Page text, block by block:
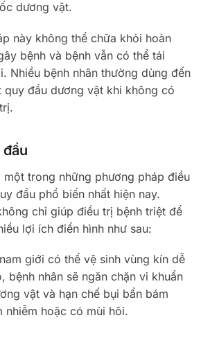
dương vật.
này không thể chữa khỏi hoàn
bệnh và bệnh vẫn có thể tái
Nhiều bệnh nhân thường dùng đến
quy đầu dương vật khi không có
một trong những phương pháp điều
đầu phổ biến nhất hiện nay.
chỉ giúp điều trị bệnh triệt để
lợi ích điển hình như sau:
giới có thể vệ sinh vùng kín dễ
bệnh nhân sẽ ngăn chặn vi khuẩn
vật và hạn chế bụi bẩn bám
nhiễm hoặc có mùi hôi.